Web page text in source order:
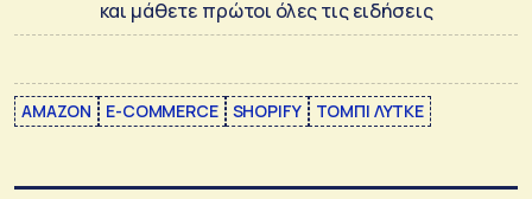
και μάθετε πρώτοι όλες τις ειδήσεις
AMAZON E-COMMERCE SHOPIFY ΤΟΜΠΙ ΛΥΤΚΕ